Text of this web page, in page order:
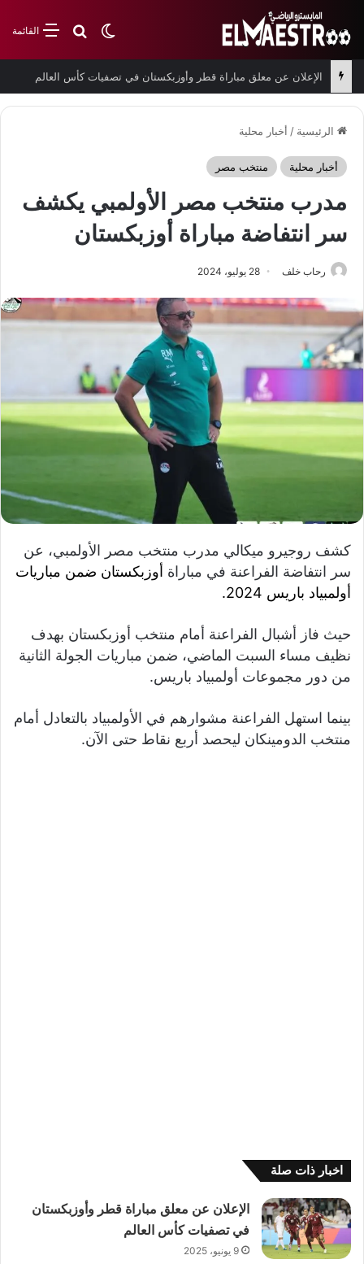
القائمةبحث عن
الوضع المظلم
الإعلان عن معلق مباراة قطر وأوزبكستان في تصفيات كأس العالم
الرئيسية / أخبار محلية
أخبار محلية منتخب مصر
مدرب منتخب مصر الأولمبي يكشف
سر انتفاضة مباراة أوزبكستان
رحاب خلف 28 يوليو، 2024
كشف روجيرو ميكالي مدرب منتخب مصر الأولمبي، عن
سر انتفاضة الفراعنة في مباراة أوزبكستان ضمن مباريات
أولمبياد باريس 2024.
حيث فاز أشبال الفراعنة أمام منتخب أوزبكستان بهدف
نظيف مساء السبت الماضي، ضمن مباريات الجولة الثانية
من دور مجموعات أولمبياد باريس.
بينما استهل الفراعنة مشوارهم في الأولمبياد بالتعادل أمام
منتخب الدومينكان ليحصد أربع نقاط حتى الآن.
اخبار ذات صلة
الإعلان عن معلق مباراة قطر وأوزبكستان
في تصفيات كأس العالم
9 يونيو، 2025